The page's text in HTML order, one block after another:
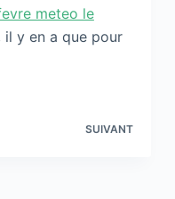
meteo le
il y en a que pour
SUIVANT